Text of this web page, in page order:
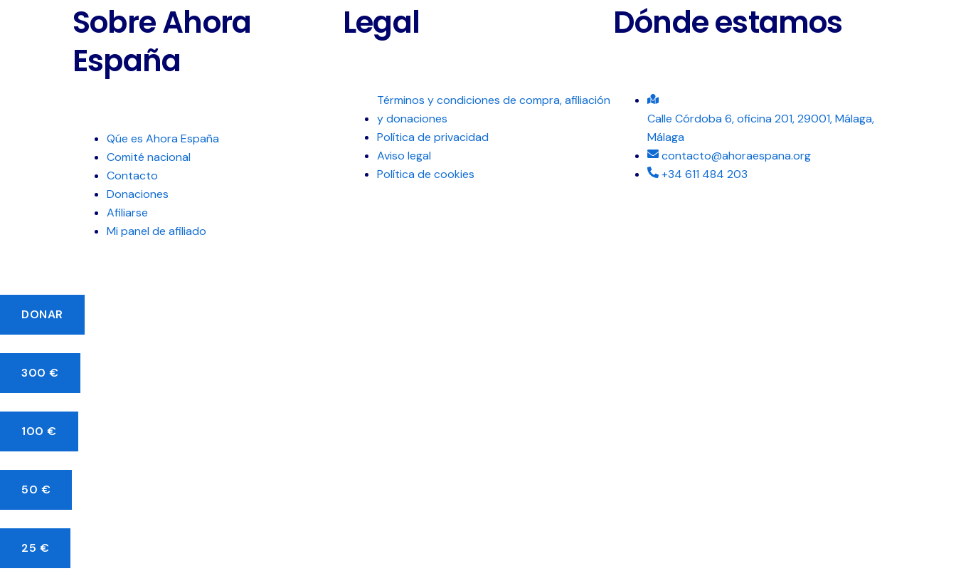
Sobre Ahora
España
Qúe es Ahora España
Comité nacional
Contacto
Donaciones
Afiliarse
Mi panel de afiliado
Legal
Términos y condiciones de compra, afiliación
y donaciones
Política de privacidad
Aviso legal
Política de cookies
Dónde estamos
Calle Córdoba 6, oficina 201, 29001, Málaga,
Málaga
contacto@ahoraespana.org
+34 611 484 203
DONAR
300 €
100 €
50 €
25 €